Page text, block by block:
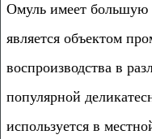
Омуль имеет большую
является объектом
воспроизводства в
популярной
используется в